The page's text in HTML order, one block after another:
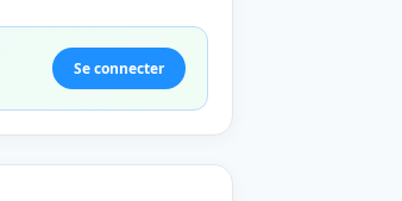
Se connecter